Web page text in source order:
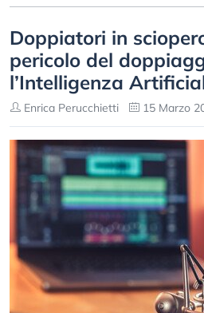
Doppiatori in
pericolo del
l’Intelligenza
Enrica Perucchietti 15 Marzo